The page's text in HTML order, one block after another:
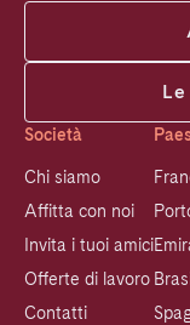
Società
Chi siamo
Affitta con noi
Invita i tuoi amici
Offerte di lavoro
Contatti